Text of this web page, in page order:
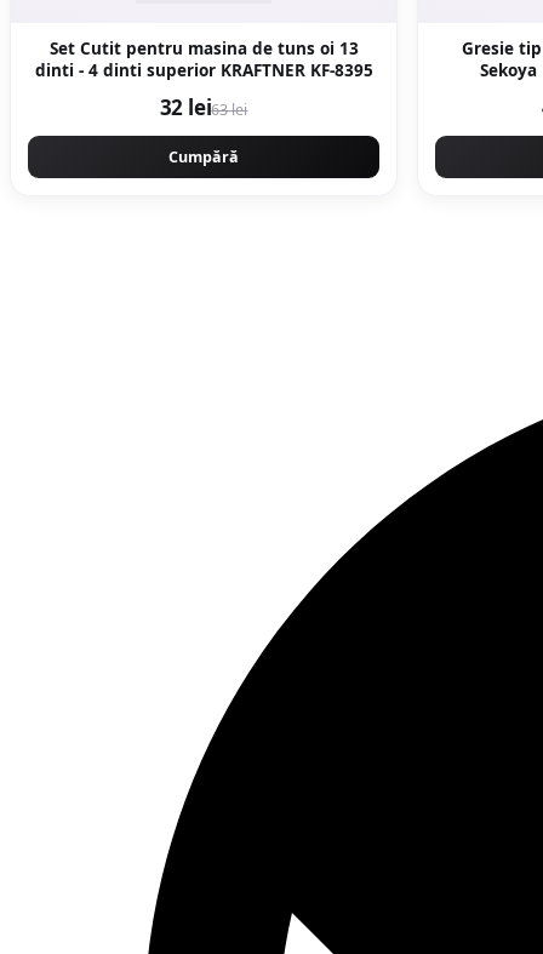
Set Cutit pentru masina de tuns oi 13
dinti - 4 dinti superior KRAFTNER KF-8395
32 lei63 lei
Cumpără
Gresie
Sekoya Beige 20